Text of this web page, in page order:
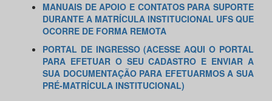
MANUAIS DE APOIO E CONTATOS PARA SUPORTE
DURANTE A MATRÍCULA INSTITUCIONAL UFS QUE
OCORRE DE FORMA REMOTA
PORTAL DE INGRESSO (ACESSE AQUI O PORTAL
PARA EFETUAR O SEU CADASTRO E ENVIAR A
SUA DOCUMENTAÇÃO PARA EFETUARMOS A SUA
PRÉ-MATRÍCULA INSTITUCIONAL)